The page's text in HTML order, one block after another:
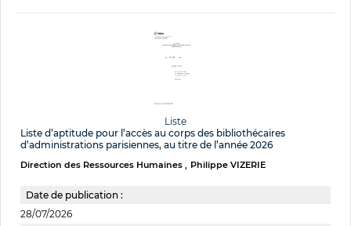
Liste
Liste d’aptitude pour l’accès au corps des bibliothécaires
d’administrations parisiennes, au titre de l’année 2026
Direction des Ressources Humaines Philippe VIZERIE
Date de publication :
28/07/2026